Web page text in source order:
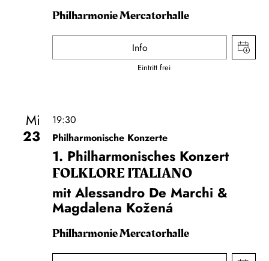
Philharmonie Mercatorhalle
Info
Eintritt frei
Mi
23
19:30
Philharmonische Konzerte
1. Philharmonisches Konzert
FOLKLORE ITALIANO
mit Alessandro De Marchi &
Magdalena Kožená
Philharmonie Mercatorhalle